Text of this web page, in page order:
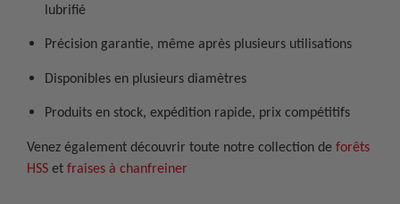
lubrifié
Précision garantie, même après plusieurs utilisations
Disponibles en plusieurs diamètres
Produits en stock, expédition rapide, prix compétitifs
Venez également découvrir toute notre collection de forêts
HSS et fraises à chanfreiner